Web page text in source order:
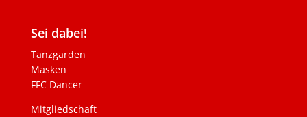
Sei dabei!
Tanzgarden
Masken
FFC Dancer
Mitgliedschaft